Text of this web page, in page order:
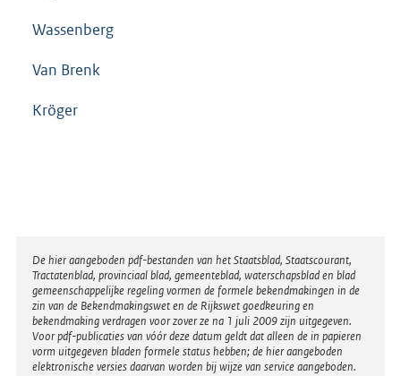
Wassenberg
Van Brenk
Kröger
Disclaimer
De hier aangeboden pdf-bestanden van het Staatsblad, Staatscourant,
Tractatenblad, provinciaal blad, gemeenteblad, waterschapsblad en blad
gemeenschappelijke regeling vormen de formele bekendmakingen in de
zin van de Bekendmakingswet en de Rijkswet goedkeuring en
bekendmaking verdragen voor zover ze na 1 juli 2009 zijn uitgegeven.
Voor pdf-publicaties van vóór deze datum geldt dat alleen de in papieren
vorm uitgegeven bladen formele status hebben; de hier aangeboden
elektronische versies daarvan worden bij wijze van service aangeboden.